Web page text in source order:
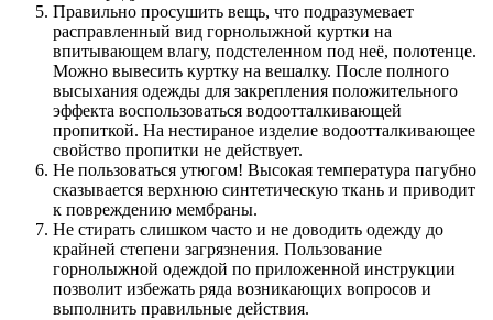
Правильно просушить вещь, что подразумевает
расправленный вид горнолыжной куртки на
впитывающем влагу, подстеленном под неё, полотенце.
Можно вывесить куртку на вешалку. После полного
высыхания одежды для закрепления положительного
эффекта воспользоваться водоотталкивающей
пропиткой. На нестираное изделие водоотталкивающее
свойство пропитки не действует.
Не пользоваться утюгом! Высокая температура пагубно
сказывается верхнюю синтетическую ткань и приводит
к повреждению мембраны.
Не стирать слишком часто и не доводить одежду до
крайней степени загрязнения. Пользование
горнолыжной одеждой по приложенной инструкции
позволит избежать ряда возникающих вопросов и
выполнить правильные действия.